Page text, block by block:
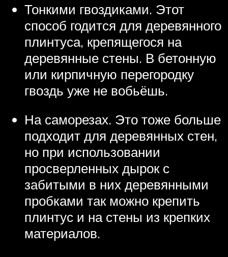
Тонкими гвоздиками. Этот
способ годится для деревянного
плинтуса, крепящегося на
деревянные стены. В бетонную
или кирпичную перегородку
гвоздь уже не вобьёшь.
На саморезах. Это тоже больше
подходит для деревянных стен,
но при использовании
просверленных дырок с
забитыми в них деревянными
пробками так можно крепить
плинтус и на стены из крепких
материалов.